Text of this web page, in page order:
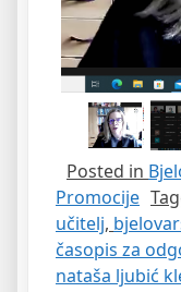
Posted in
Promocije
učitelj,
časopis za
nataša ljubić